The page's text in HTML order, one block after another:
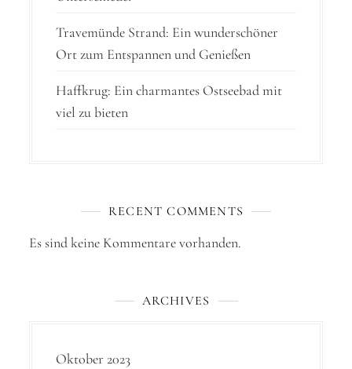
Travemünde Strand: Ein wunderschöner
Ort zum Entspannen und Genießen
Haffkrug: Ein charmantes Ostseebad mit
viel zu bieten
RECENT COMMENTS
Es sind keine Kommentare vorhanden.
ARCHIVES
Oktober 2023